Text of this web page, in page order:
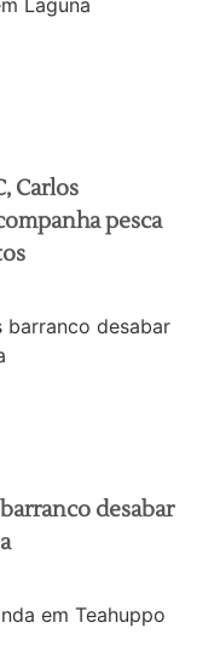
Carlos
pesca
desabar